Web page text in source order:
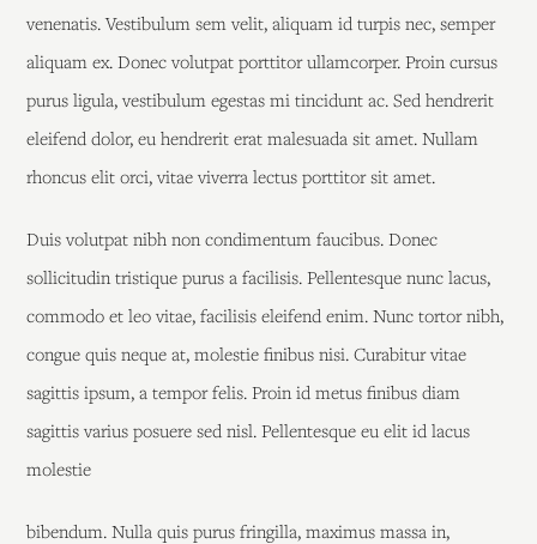
venenatis. Vestibulum sem velit, aliquam id turpis nec, semper
aliquam ex. Donec volutpat porttitor ullamcorper. Proin cursus
purus ligula, vestibulum egestas mi tincidunt ac. Sed hendrerit
eleifend dolor, eu hendrerit erat malesuada sit amet. Nullam
rhoncus elit orci, vitae viverra lectus porttitor sit amet.
Duis volutpat nibh non condimentum faucibus. Donec
sollicitudin tristique purus a facilisis. Pellentesque nunc lacus,
commodo et leo vitae, facilisis eleifend enim. Nunc tortor nibh,
congue quis neque at, molestie finibus nisi. Curabitur vitae
sagittis ipsum, a tempor felis. Proin id metus finibus diam
sagittis varius posuere sed nisl. Pellentesque eu elit id lacus
molestie
bibendum. Nulla quis purus fringilla, maximus massa in,